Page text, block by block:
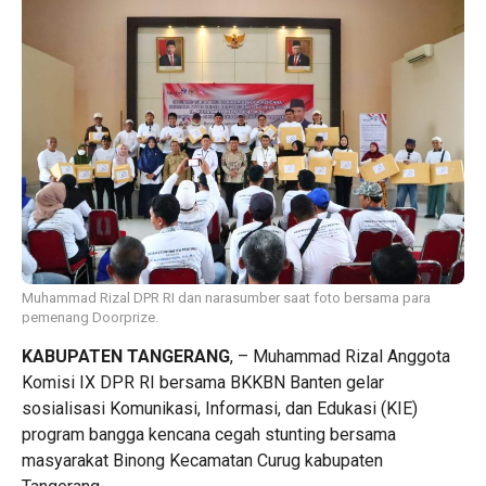
Muhammad Rizal DPR RI dan narasumber saat foto bersama para
pemenang Doorprize.
KABUPATEN TANGERANG, – Muhammad Rizal Anggota
Komisi IX DPR RI bersama BKKBN Banten gelar
sosialisasi Komunikasi, Informasi, dan Edukasi (KIE)
program bangga kencana cegah stunting bersama
masyarakat Binong Kecamatan Curug kabupaten